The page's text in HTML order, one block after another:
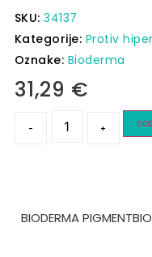
SKU:34137
Kategorije: Protiv
Oznake: Bioderma
31,29 €
- +
BIODERMA